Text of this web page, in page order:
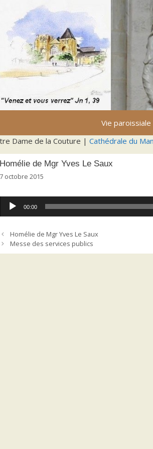
Vie paroissiale
Dame de la Couture | Cathédrale du
Homélie de Mgr Yves Le Saux
7 octobre 2015
Lecteur
audio
00:00
Homélie de Mgr Yves Le Saux
Messe des services publics